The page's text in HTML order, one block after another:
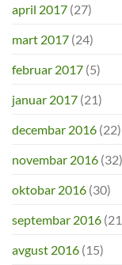
april 2017 (27)
mart 2017 (24)
februar 2017 (5)
januar 2017 (21)
decembar 2016 (22)
novembar 2016 (32)
oktobar 2016 (30)
septembar 2016
avgust 2016 (15)